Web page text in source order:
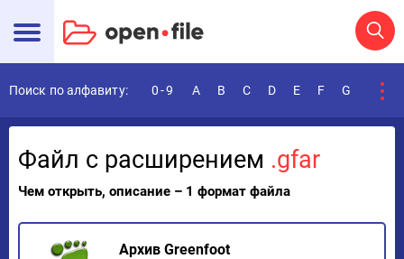
Поиск по алфавиту: 0-9 A B C D E F G
Файл с расширением .gfar
Чем открыть, описание – 1 формат файла
Архив Greenfoot